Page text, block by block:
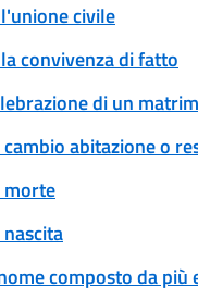
civile
convivenza di fatto
di un
abitazione o
morte
composto da più